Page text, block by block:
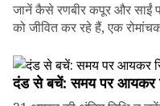
जानें कैसे रणबीर कपूर और साईं
को जीवित कर रहे हैं, एक
दंड से बचें: समय पर आयकर